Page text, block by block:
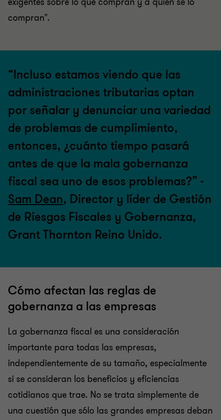
compran".
“Incluso estamos viendo que las
administraciones tributarias optan
por señalar y denunciar una variedad
de problemas de cumplimiento,
entonces, ¿cuánto tiempo pasará
antes de que la mala gobernanza
fiscal sea uno de esos problemas?” -
Sam Dean, Director y líder de Gestión
de Riesgos Fiscales y Gobernanza,
Grant Thornton Reino Unido.
Cómo afectan las reglas de
gobernanza a las empresas
La gobernanza fiscal es una consideración
importante para todas las empresas,
independientemente de su tamaño, especialmente
si se consideran los beneficios y eficiencias
cotidianos que trae. No se trata simplemente de
una cuestión que sólo las grandes empresas deban